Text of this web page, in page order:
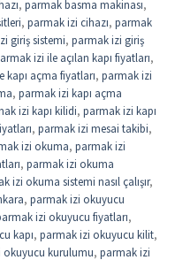
, parmak basma makinası,
, parmak izi cihazı, parmak
giriş sistemi, parmak izi giriş
izi ile açılan kapı fiyatları,
kapı açma fiyatları, parmak izi
, parmak izi kapı açma
izi kapı kilidi, parmak izi kapı
, parmak izi mesai takibi,
izi okuma, parmak izi
, parmak izi okuma
izi okuma sistemi nasıl çalışır,
, parmak izi okuyucu
izi okuyucu fiyatları,
kapı, parmak izi okuyucu kilit,
okuyucu kurulumu, parmak izi